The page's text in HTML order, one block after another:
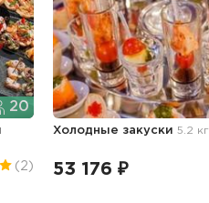
20
(2)
Холодные закуски5.2 кг
53 176 ₽